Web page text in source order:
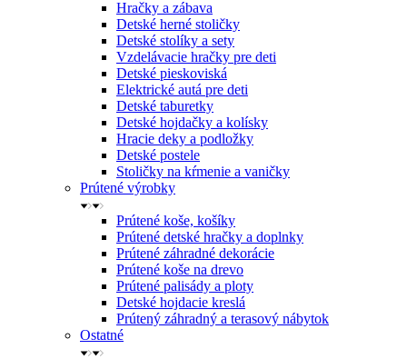
Hračky a zábava
Detské herné stoličky
Detské stolíky a sety
Vzdelávacie hračky pre deti
Detské pieskoviská
Elektrické autá pre deti
Detské taburetky
Detské hojdačky a kolísky
Hracie deky a podložky
Detské postele
Stoličky na kŕmenie a vaničky
Prútené výrobky
Prútené koše, košíky
Prútené detské hračky a doplnky
Prútené záhradné dekorácie
Prútené koše na drevo
Prútené palisády a ploty
Detské hojdacie kreslá
Prútený záhradný a terasový nábytok
Ostatné